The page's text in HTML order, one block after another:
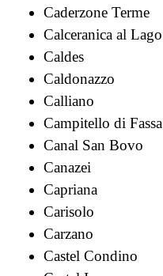
Caderzone Terme
Calceranica al Lago
Caldes
Caldonazzo
Calliano
Campitello di Fassa
Canal San Bovo
Canazei
Capriana
Carisolo
Carzano
Castel Condino